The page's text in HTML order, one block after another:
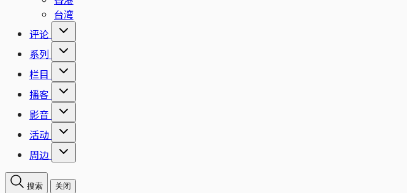
台湾
评论
系列
栏目
播客
影音
活动
周边
搜索 关闭